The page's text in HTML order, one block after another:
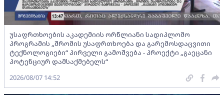
უსაფრთხოების აკადემიის ორწლიანი სადიპლომო
პროგრამის „შრომის უსაფრთხოება და გარემოსდაცვითი
ტექნოლოგიები“ პირველი გამოშვება - პროექტი „გაეცანი
პოტენციურ დამსაქმებელს“
2026/08/07 14:52